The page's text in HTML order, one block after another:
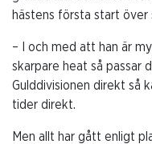
hästens första start över
– I och med att han är
skarpare heat så passar
Gulddivisionen direkt så
tider direkt.
Men allt har gått enligt